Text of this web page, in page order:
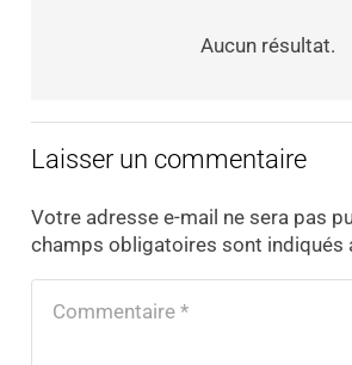
Aucun résultat.
Laisser un commentaire
Votre adresse e-mail ne sera pas
champs obligatoires sont indiqués